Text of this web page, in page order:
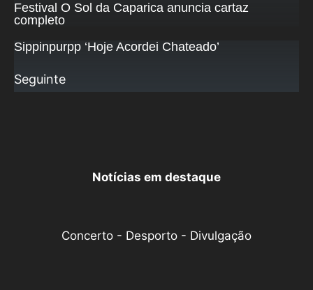
Festival O Sol da Caparica anuncia cartaz
completo
Sippinpurpp ‘Hoje Acordei Chateado’
Seguinte
Notícias em destaque
Concerto - Desporto - Divulgação